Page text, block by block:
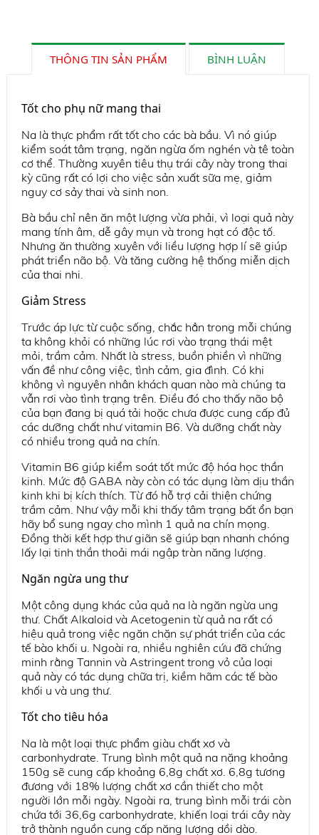
THÔNG TIN SẢN PHẨM BÌNH LUẬN
Tốt cho phụ nữ mang thai
Na là thực phẩm rất tốt cho các bà bầu. Vì nó giúp
kiểm soát tâm trạng, ngăn ngừa ốm nghén và tê toàn
cơ thể. Thường xuyên tiêu thụ trái cây này trong thai
kỳ cũng rất có lợi cho việc sản xuất sữa mẹ, giảm
nguy cơ sảy thai và sinh non.
Bà bầu chỉ nên ăn một lượng vừa phải, vì loại quả này
mang tính âm, dễ gây mụn và trong hạt có độc tố.
Nhưng ăn thường xuyên với liều lượng hợp lí sẽ giúp
phát triển não bộ. Và tăng cường hệ thống miễn dịch
của thai nhi.
Giảm Stress
Trước áp lực từ cuộc sống, chắc hẳn trong mỗi chúng
ta không khỏi có những lúc rơi vào trạng thái mệt
mỏi, trầm cảm. Nhất là stress, buồn phiền vì những
vấn đề như công việc, tình cảm, gia đình. Có khi
không vì nguyên nhân khách quan nào mà chúng ta
vẫn rơi vào tình trạng trên. Điều đó cho thấy não bộ
của bạn đang bị quá tải hoặc chưa được cung cấp đủ
các dưỡng chất như vitamin B6. Và dưỡng chất này
có nhiều trong quả na chín.
Vitamin B6 giúp kiểm soát tốt mức độ hóa học thần
kinh. Mức độ GABA này còn có tác dụng làm dịu thần
kinh khi bị kích thích. Từ đó hỗ trợ cải thiện chứng
trầm cảm. Như vậy mỗi khi thấy tâm trạng bất ổn bạn
hãy bổ sung ngay cho mình 1 quả na chín mọng.
Đồng thời kết hợp thư giãn sẽ giúp bạn nhanh chóng
lấy lại tinh thần thoải mái ngập tràn năng lượng.
Ngăn ngừa ung thư
Một công dụng khác của quả na là ngăn ngừa ung
thư. Chất Alkaloid và Acetogenin từ quả na rất có
hiệu quả trong việc ngăn chặn sự phát triển của các
tế bào khối u. Ngoài ra, nhiều nghiên cứu đã chứng
minh rằng Tannin và Astringent trong vỏ của loại
quả này có tác dụng chữa trị, kiềm hãm các tế bào
khối u và ung thư.
Tốt cho tiêu hóa
Na là một loại thực phẩm giàu chất xơ và
carbonhydrate. Trung bình một quả na nặng khoảng
150g sẽ cung cấp khoảng 6,8g chất xơ. 6,8g tương
đương với 18% lượng chất xơ cần thiết cho một
người lớn mỗi ngày. Ngoài ra, trung bình mỗi trái còn
chứa tới 36,6g carbonhydrate, khiến loại trái cây này
trở thành nguồn cung cấp năng lượng dồi dào.